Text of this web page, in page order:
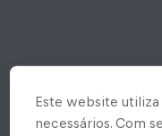
Este website
necessários. Com